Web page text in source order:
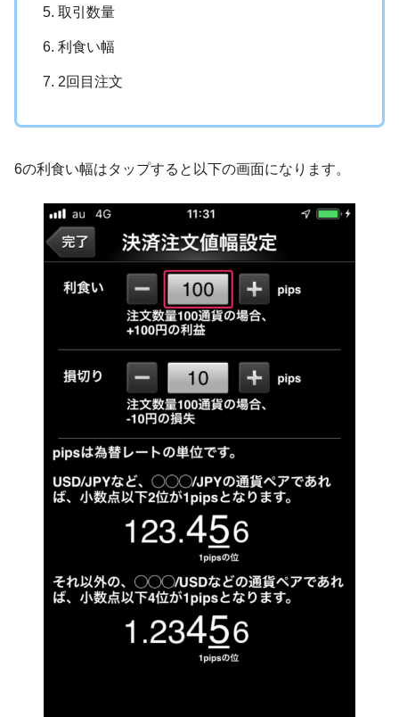
取引数量
利食い幅
2回目注文
6の利食い幅はタップすると以下の画面になります。